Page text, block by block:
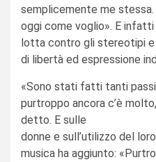
semplicemente me
oggi come voglio». E
lotta contro gli stereotipi e
di libertà ed espressione
«Sono stati fatti tanti passi
purtroppo ancora c’è
detto. E sulle
donne e sull’utilizzo del
musica ha aggiunto: